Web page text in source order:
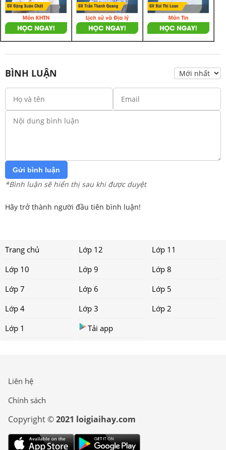
BÌNH LUẬN
Gửi bình luận
*Bình luận sẽ hiển thị sau khi được duyệt
Hãy trở thành người đầu tiên bình luận!
Trang chủ Lớp 12
Lớp 11
Lớp 10
Lớp 9
Lớp 8
Lớp 7
Lớp 6
Lớp 5
Lớp 4
Lớp 3
Lớp 2
Lớp 1
Tải app
Liên hệ
Chính sách
Copyright ©2021 loigiaihay.com